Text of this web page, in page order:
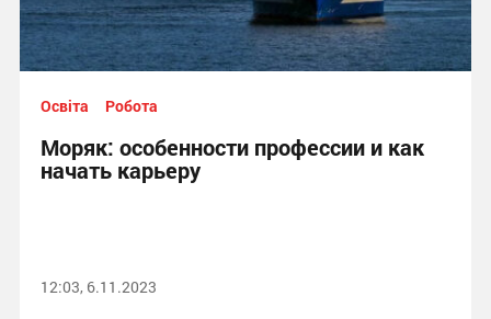
Освіта Робота
Моряк: особенности профессии и как
начать карьеру
12:03, 6.11.2023